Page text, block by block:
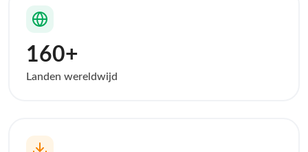
160+
Landen wereldwijd